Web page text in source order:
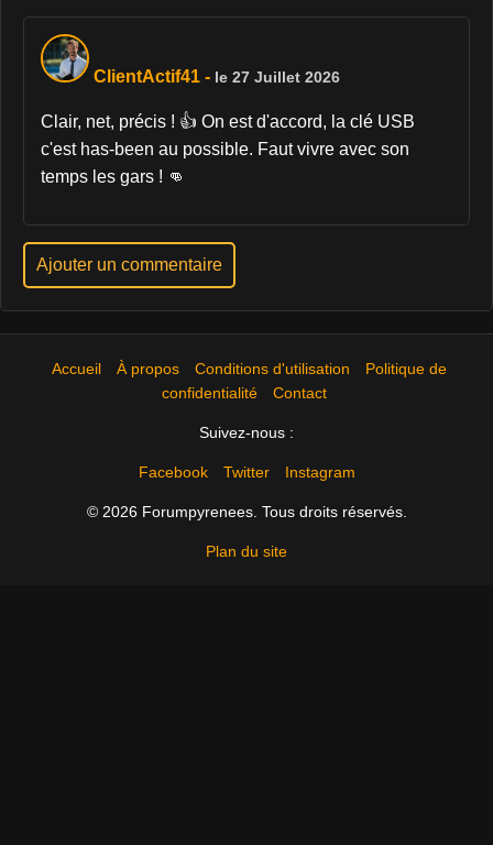
ClientActif41 - le 27 Juillet 2026
Clair, net, précis ! 👍 On est d'accord, la clé USB
c'est has-been au possible. Faut vivre avec son
temps les gars ! 👊
Ajouter un commentaire
Accueil À propos Conditions d'utilisation
Politique de
confidentialité
Contact
Suivez-nous :
Facebook Twitter Instagram
© 2026 Forumpyrenees. Tous droits réservés.
Plan du site